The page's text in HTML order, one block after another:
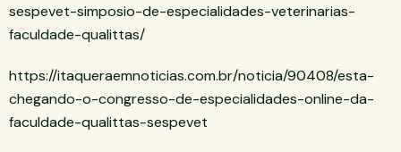
sespevet-simposio-de-especialidades-veterinarias-
faculdade-qualittas/
https://itaqueraemnoticias.com.br/noticia/90408/esta-
chegando-o-congresso-de-especialidades-online-da-
faculdade-qualittas-sespevet